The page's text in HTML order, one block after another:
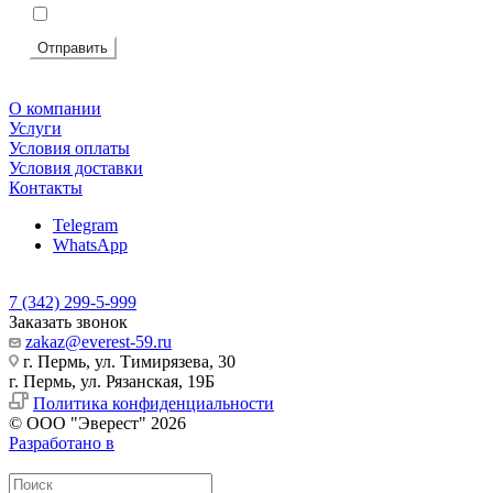
Отправить
О компании
Услуги
Условия оплаты
Условия доставки
Контакты
Telegram
WhatsApp
7 (342) 299-5-999
Заказать звонок
zakaz@everest-59.ru
г. Пермь, ул. Тимирязева, 30
г. Пермь, ул. Рязанская, 19Б
Политика конфиденциальности
© ООО "Эверест" 2026
Разработано в